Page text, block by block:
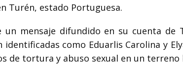
Turén, estado Portuguesa.
un mensaje difundido en su cuenta
identificadas como Eduarlis Carolina y
de tortura y abuso sexual en un